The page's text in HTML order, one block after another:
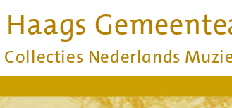
Haags
Collecties Nederlands